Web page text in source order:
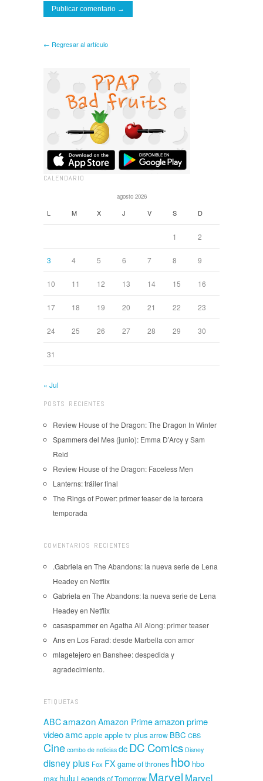
← Regresar al artículo
CALENDARIO
agosto 2026
L M X J V S D
1 2
3 4 5 6 7 8 9
10 11 12 13 14 15 16
17 18 19 20 21 22 23
24 25 26 27 28 29 30
31
« Jul
POSTS RECIENTES
Review House of the Dragon: The Dragon In Winter
Spammers del Mes (junio): Emma D’Arcy y Sam
Reid
Review House of the Dragon: Faceless Men
Lanterns: tráiler final
The Rings of Power: primer teaser de la tercera
temporada
COMENTARIOS RECIENTES
.Gabriela en The Abandons: la nueva serie de Lena
Headey en Netflix
Gabriela en The Abandons: la nueva serie de Lena
Headey en Netflix
casaspammeren Agatha All Along: primer teaser
Ansen Los Farad: desde Marbella con amor
mlagetejero en Banshee: despedida y
agradecimiento.
ETIQUETAS
ABCamazon Amazon Primeamazon prime
videoamcapple apple tv plus arrow BBC CBS
Cine combo de noticias dcDC Comics Disney
disney plus Fox FX game of thrones hbo hbo
max hulu Legends of Tomorrow Marvel Marvel